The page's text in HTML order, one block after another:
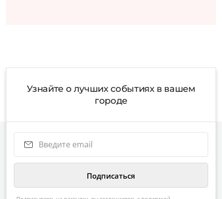
Узнайте о лучших событиях в вашем
городе